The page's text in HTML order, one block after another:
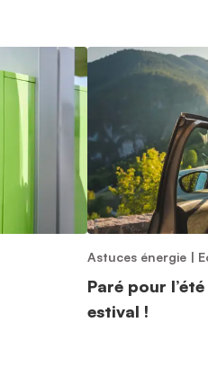
Astuces énergie |
Paré pour
estival !